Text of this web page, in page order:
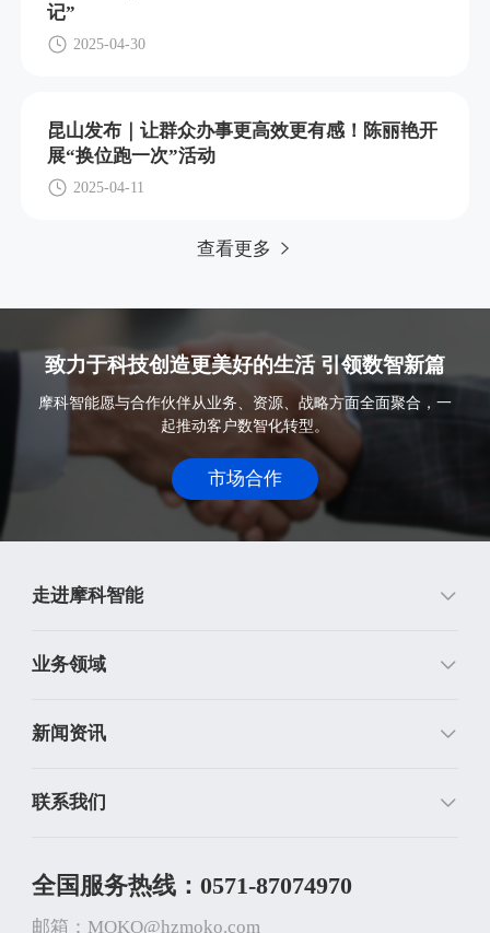
记”
2025-04-30
昆山发布｜让群众办事更高效更有感！陈丽艳开
展“换位跑一次”活动
2025-04-11
查看更多
致力于科技创造更美好的生活 引领数智新篇
摩科智能愿与合作伙伴从业务、资源、战略方面全面聚合，一
起推动客户数智化转型。
市场合作
走进摩科智能
业务领域
新闻资讯
联系我们
全国服务热线：0571-87074970
邮箱：MOKO@hzmoko.com